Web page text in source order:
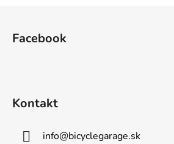
Facebook
Kontakt
info@bicyclegarage.sk